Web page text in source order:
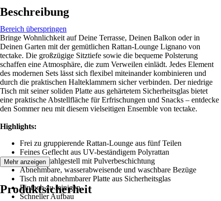
Beschreibung
Bereich überspringen
Bringe Wohnlichkeit auf Deine Terrasse, Deinen Balkon oder in
Deinen Garten mit der gemütlichen Rattan-Lounge Lignano von
tectake. Die großzügige Sitztiefe sowie die bequeme Polsterung
schaffen eine Atmosphäre, die zum Verweilen einlädt. Jedes Element
des modernen Sets lässt sich flexibel miteinander kombinieren und
durch die praktischen Halteklammern sicher verbinden. Der niedrige
Tisch mit seiner soliden Platte aus gehärtetem Sicherheitsglas bietet
eine praktische Abstellfläche für Erfrischungen und Snacks – entdecke
den Sommer neu mit diesem vielseitigen Ensemble von tectake.
Highlights:
Frei zu gruppierende Rattan-Lounge aus fünf Teilen
Feines Geflecht aus UV-beständigem Polyrattan
Solides Stahlgestell mit Pulverbeschichtung
Abnehmbare, wasserabweisende und waschbare Bezüge
Tisch mit abnehmbarer Platte aus Sicherheitsglas
Einfach zu reinigen
Schneller Aufbau
Mehr anzeigen
Produktsicherheit